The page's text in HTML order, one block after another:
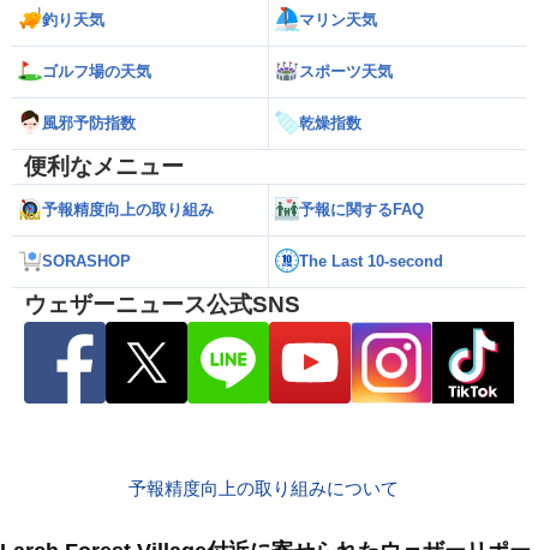
釣り天気 マリン天気
ゴルフ場の天気 スポーツ天気
風邪予防指数 乾燥指数
便利なメニュー
予報精度向上の取り組み 予報に関するFAQ
SORASHOP The Last 10-second
ウェザーニュース公式SNS
予報精度向上の取り組みについて